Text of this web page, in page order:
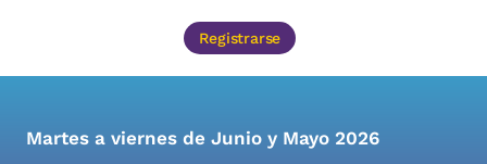
Registrarse
Martes a viernes de Junio y Mayo 2026